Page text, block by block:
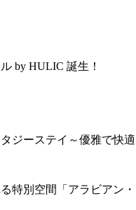
by HULIC 誕生！
ジーステイ～優雅で快
特別空間「アラビアン